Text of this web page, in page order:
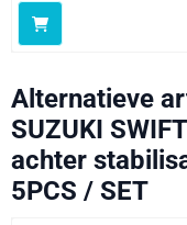
Alternatieve
SUZUKI
achter
5PCS / SET